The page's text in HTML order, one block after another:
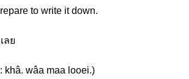
to write it down.
ลย
khâ. wâa maa looei.)